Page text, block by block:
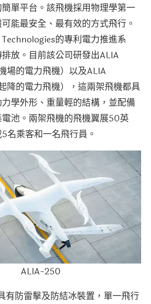
單平台。該飛機採用物理學第一
能最安全、最有效的方式飛行。
的專利電力推進系
放。目前該公司研發出ALIA
場的電力飛機）以及ALIA
降的電力飛機），這兩架飛機都具
學外形、重量輕的結構，並配備
池。兩架飛機的飛機翼展50英
名乘客和一名飛行員。
ALIA-250
有防雷擊及防結冰裝置，單一飛行